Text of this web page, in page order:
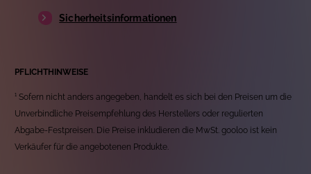
Sicherheitsinformationen
PFLICHTHINWEISE
¹ Sofern nicht anders angegeben, handelt es sich bei den Preisen um die
Unverbindliche Preisempfehlung des Herstellers oder regulierten
Abgabe-Festpreisen. Die Preise inkludieren die MwSt. gooloo ist kein
Verkäufer für die angebotenen Produkte.